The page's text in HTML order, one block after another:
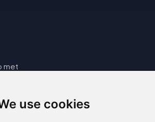
use cookies
met